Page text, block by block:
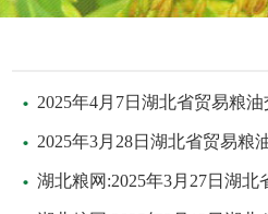
2025年4月7日湖北省贸易粮
2025年3月28日湖北省贸易粮
湖北粮网:2025年3月27日湖